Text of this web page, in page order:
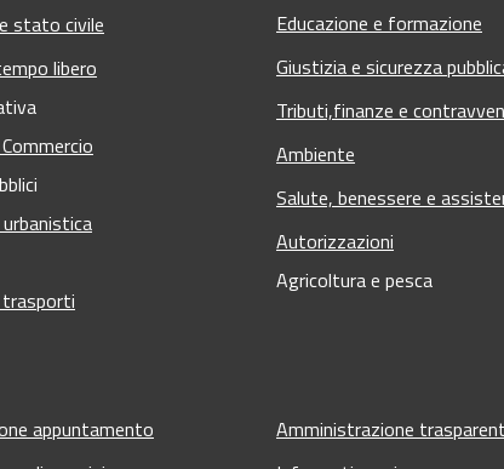
stato civile
libero
Educazione e formazione
Giustizia e sicurezza
Tributi,finanze e
Ambiente
Salute, benessere e
Autorizzazioni
Agricoltura e pesca
appuntamento
Amministrazione